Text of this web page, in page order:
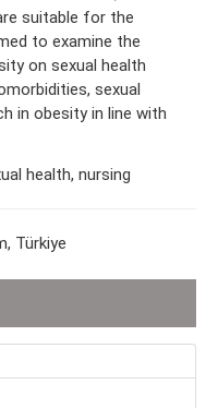
suitable for the
to examine the
on sexual health
sexual
in obesity in line with
health, nursing
Türkiye